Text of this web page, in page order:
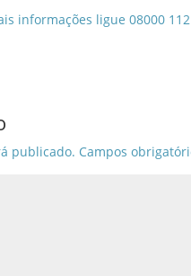
informações ligue 08000
publicado. Campos